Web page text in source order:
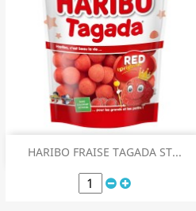
HARIBO FRAISE TAGADA ST...
 Aperçu rapide